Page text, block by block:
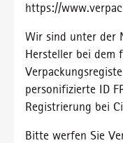
https://
Wir sind unter der
Hersteller bei dem
personifizierte ID
Registrierung bei
Bitte werfen Sie